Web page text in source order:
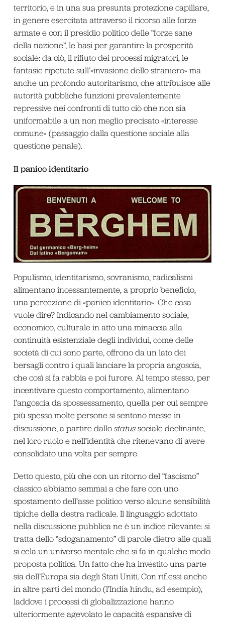
territorio, e in una sua presunta protezione capillare,
in genere esercitata attraverso il ricorso alle forze
armate e con il presidio politico delle “forze sane
della nazione”, le basi per garantire la prosperità
sociale: da ciò, il rifiuto dei processi migratori, le
fantasie ripetute sull’«invasione dello straniero» ma
anche un profondo autoritarismo, che attribuisce alle
autorità pubbliche funzioni prevalentemente
repressive nei confronti di tutto ciò che non sia
uniformabile a un non meglio precisato «interesse
comune» (passaggio dalla questione sociale alla
questione penale).
Il panico identitario
Populismo, identitarismo, sovranismo, radicalismi
alimentano incessantemente, a proprio beneficio,
una percezione di «panico identitario». Che cosa
vuole dire? Indicando nel cambiamento sociale,
economico, culturale in atto una minaccia alla
continuità esistenziale degli individui, come delle
società di cui sono parte, offrono da un lato dei
bersagli contro i quali lanciare la propria angoscia,
che così si fa rabbia e poi furore. Al tempo stesso, per
incentivare questo comportamento, alimentano
l’angoscia da spossessamento, quella per cui sempre
più spesso molte persone si sentono messe in
discussione, a partire dallo statussociale declinante,
nel loro ruolo e nell’identità che ritenevano di avere
consolidato una volta per sempre.
Detto questo, più che con un ritorno del “fascismo”
classico abbiamo semmai a che fare con uno
spostamento dell’asse politico verso alcune sensibilità
tipiche della destra radicale. Il linguaggio adottato
nella discussione pubblica ne è un indice rilevante: si
tratta dello “sdoganamento” di parole dietro alle quali
si cela un universo mentale che si fa in qualche modo
proposta politica. Un fatto che ha investito una parte
sia dell’Europa sia degli Stati Uniti. Con riflessi anche
in altre parti del mondo (l’India hindu, ad esempio),
laddove i processi di globalizzazione hanno
ulteriormente agevolato le capacità espansive di